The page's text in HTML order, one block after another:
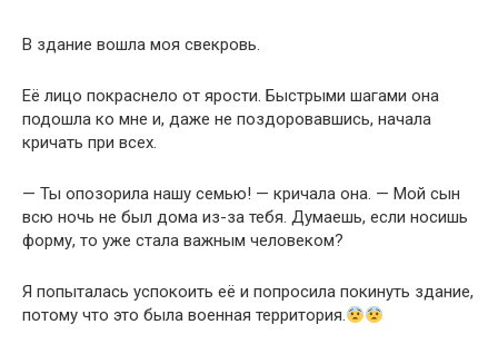
В здание вошла моя свекровь.
Её лицо покраснело от ярости. Быстрыми шагами она
подошла ко мне и, даже не поздоровавшись, начала
кричать при всех.
— Ты опозорила нашу семью! — кричала она. — Мой сын
всю ночь не был дома из-за тебя. Думаешь, если носишь
форму, то уже стала важным человеком?
Я попыталась успокоить её и попросила покинуть здание,
потому что это была военная территория.